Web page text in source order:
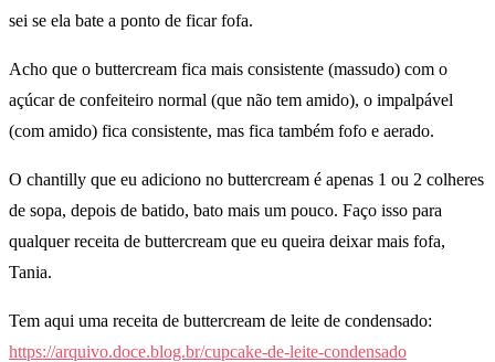
sei se ela bate a ponto de ficar fofa.
Acho que o buttercream fica mais consistente (massudo) com o
açúcar de confeiteiro normal (que não tem amido), o impalpável
(com amido) fica consistente, mas fica também fofo e aerado.
O chantilly que eu adiciono no buttercream é apenas 1 ou 2 colheres
de sopa, depois de batido, bato mais um pouco. Faço isso para
qualquer receita de buttercream que eu queira deixar mais fofa,
Tania.
Tem aqui uma receita de buttercream de leite de condensado:
https://arquivo.doce.blog.br/cupcake-de-leite-condensado